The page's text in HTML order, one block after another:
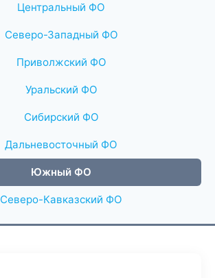
Центральный ФО
Северо-Западный ФО
Приволжский ФО
Уральский ФО
Сибирский ФО
Дальневосточный ФО
Южный ФО
Северо-Кавказский ФО